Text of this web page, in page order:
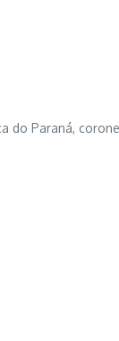
Paraná,